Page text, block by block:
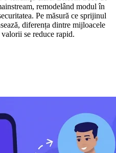
remodelând modul în
Pe măsură ce sprijinul
diferența dintre mijloacele
se reduce rapid.